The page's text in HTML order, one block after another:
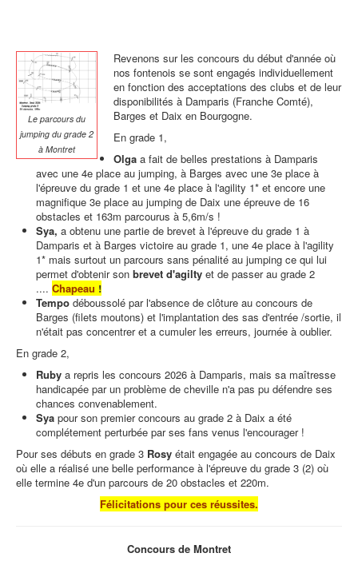
Le parcours du
jumping du grade 2
à Montret
Revenons sur les concours du début d'année où
nos fontenois se sont engagés individuellement
en fonction des acceptations des clubs et de leur
disponibilités à Damparis (Franche Comté),
Barges et Daix en Bourgogne.
En grade 1,
Olga a fait de belles prestations à Damparis
avec une 4e place au jumping, à Barges avec une 3e place à
l'épreuve du grade 1 et une 4e place à l'agility 1* et encore une
magnifique 3e place au jumping de Daix une épreuve de 16
obstacles et 163m parcourus à 5,6m/s !
Sya, a obtenu une partie de brevet à l'épreuve du grade 1 à
Damparis et à Barges victoire au grade 1, une 4e place à l'agility
1* mais surtout un parcours sans pénalité au jumping ce qui lui
permet d'obtenir son brevet d'agilty et de passer au grade 2
.... Chapeau !
Tempo déboussolé par l'absence de clôture au concours de
Barges (filets moutons) et l'implantation des sas d'entrée /sortie, il
n'était pas concentrer et a cumuler les erreurs, journée à oublier.
En grade 2,
Ruby a repris les concours 2026 à Damparis, mais sa maîtresse
handicapée par un problème de cheville n'a pas pu défendre ses
chances convenablement.
Sya pour son premier concours au grade 2 à Daix a été
complétement perturbée par ses fans venus l'encourager !
Pour ses débuts en grade 3 Rosy était engagée au concours de Daix
où elle a réalisé une belle performance à l'épreuve du grade 3 (2) où
elle termine 4e d'un parcours de 20 obstacles et 220m.
Félicitations pour ces réussites.
Concours de Montret